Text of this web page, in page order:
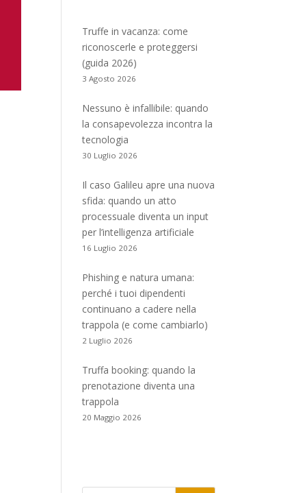
Truffe in vacanza: come
riconoscerle e proteggersi
(guida 2026)
3 Agosto 2026
Nessuno è infallibile: quando
la consapevolezza incontra la
tecnologia
30 Luglio 2026
Il caso Galileu apre una nuova
sfida: quando un atto
processuale diventa un input
per l’intelligenza artificiale
16 Luglio 2026
Phishing e natura umana:
perché i tuoi dipendenti
continuano a cadere nella
trappola (e come cambiarlo)
2 Luglio 2026
Truffa booking: quando la
prenotazione diventa una
trappola
20 Maggio 2026